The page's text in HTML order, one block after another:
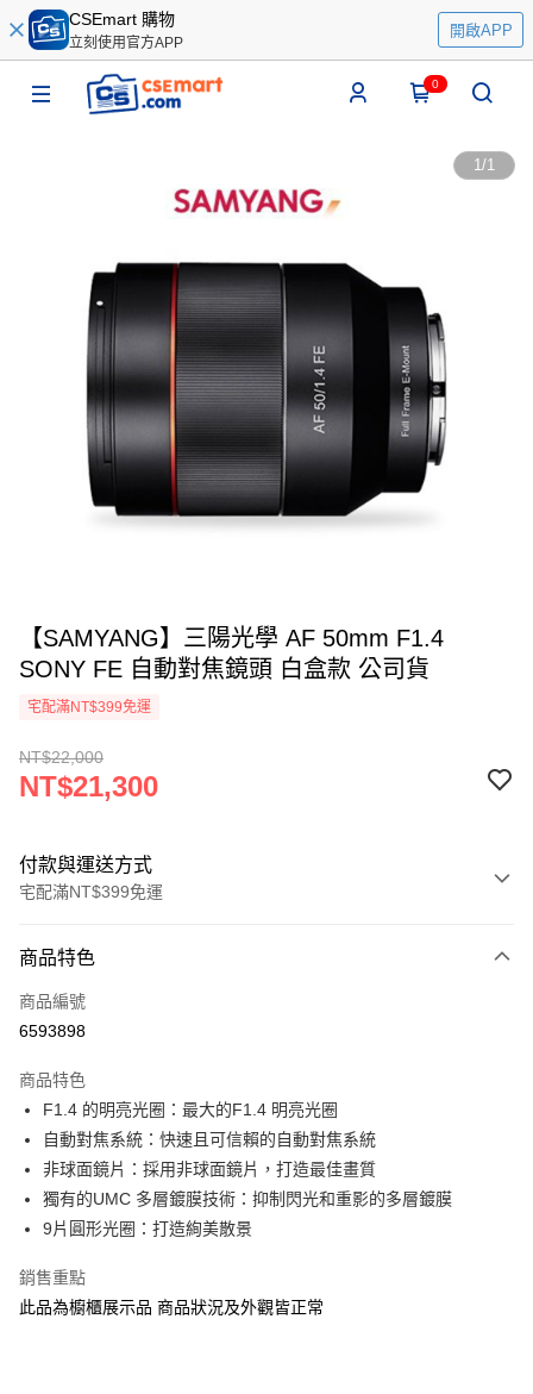
CSEmart 購物
立刻使用官方APP
開啟APP
0
1/1
【SAMYANG】三陽光學 AF 50mm F1.4
SONY FE 自動對焦鏡頭 白盒款 公司貨
宅配滿NT$399免運
NT$22,000
NT$21,300
付款與運送方式
宅配滿NT$399免運
信用卡一次付款
信用卡分期付款
合作金庫商業銀行
華南商業銀行
彰化商業銀行
上海商業儲蓄銀行
台北富邦商業銀行
國泰世華商業銀行
兆豐國際商業銀行
臺灣中小企業銀行
台中商業銀行
匯豐（台灣）商業銀行
聯邦商業銀行
元大商業銀行
台新國際商業銀行
中國信託商業銀行
6 期 0 利率 每期
華南商業銀行
彰化商業銀行
上海商業儲蓄銀行
台北富邦商業銀行
國泰世華商業銀行
兆豐國際商業銀行
臺灣中小企業銀行
聯邦商業銀行
元大商業銀行
永豐商業銀行
12 期 0 利率 每期NT$1,775
合作金庫商業銀行
第一商業銀行
上海商業儲蓄銀行
台北富邦商業銀行
國泰世華商業銀行
匯豐（台灣）商業銀行
聯邦商業銀行
遠東國際商業銀行
LINE Pay
Apple Pay
悠遊付
商品特色
商品編號
6593898
商品特色
F1.4 的明亮光圈：最大的F1.4 明亮光圈
自動對焦系統：快速且可信賴的自動對焦系統
非球面鏡片：採用非球面鏡片，打造最佳畫質
獨有的UMC 多層鍍膜技術：抑制閃光和重影的多層鍍膜
9片圓形光圈：打造絢美散景
銷售重點
此品為櫥櫃展示品 商品狀況及外觀皆正常